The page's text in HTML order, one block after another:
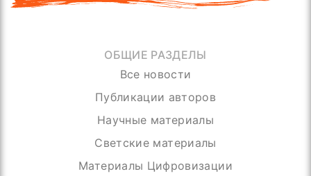
ОБЩИЕ РАЗДЕЛЫ
Все новости
Публикации авторов
Научные материалы
Светские материалы
Материалы Цифровизации